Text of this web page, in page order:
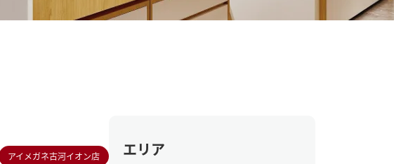
アイメガネ古河イオン店 エリア